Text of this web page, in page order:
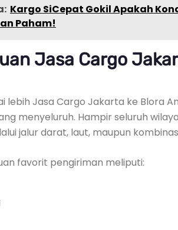
Kargo SiCepat Gokil Apakah
Paham!
Jasa Cargo
lebih Jasa Cargo Jakarta ke Blora
menyeluruh. Hampir seluruh
jalur darat, laut, maupun
favorit pengiriman meliputi: